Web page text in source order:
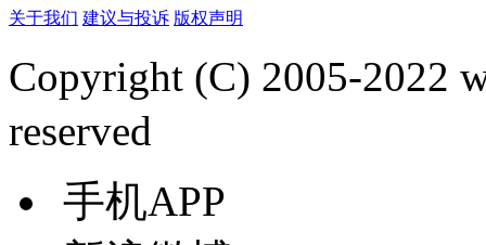
关于我们 建议与投诉 版权声明
Copyright (C) 2005-2022
reserved
手机APP